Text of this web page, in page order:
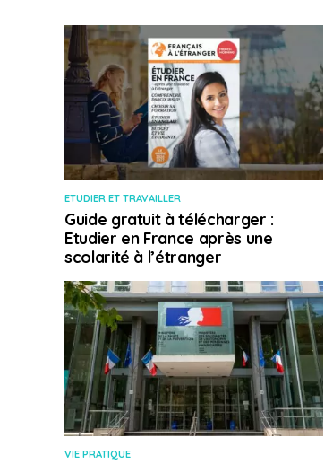
ETUDIER ET TRAVAILLER
Guide gratuit à télécharger :
Etudier en France après une
scolarité à l’étranger
VIE PRATIQUE